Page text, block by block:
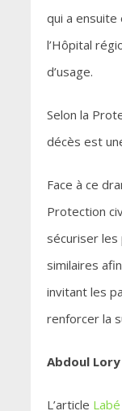
qui a
l’Hôpital
d’usage.
Selon la
décès est
Face à ce
Protection
sécuriser
similaires
invitant les
renforcer la
Abdoul
L’article